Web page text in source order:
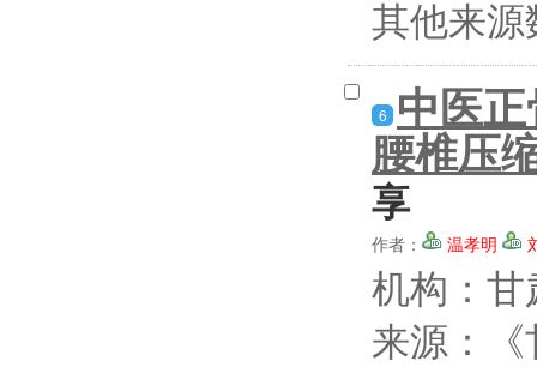
其他来
6 中医
腰椎压
享
作者： 温孝明
机构：
来源：